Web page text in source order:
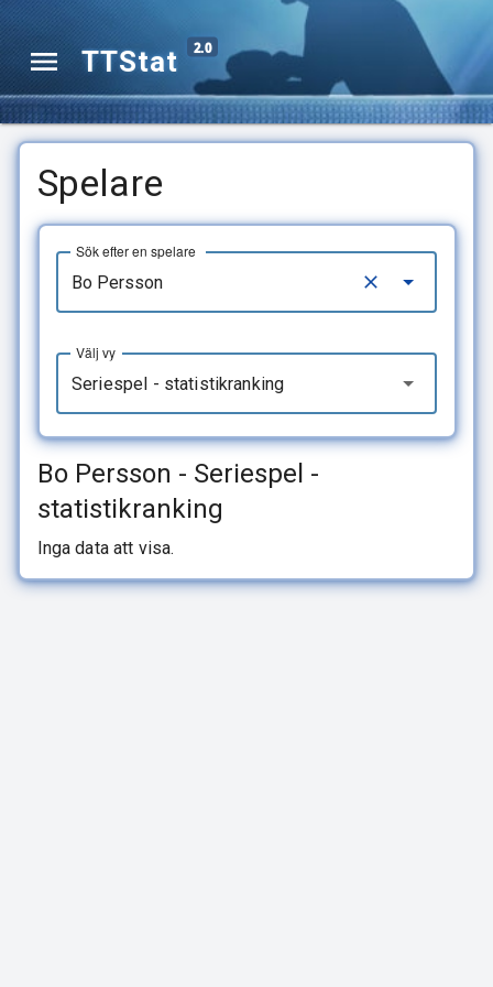
TTStat 2.0
Spelare
Sök efter en spelare
Seriespel - statistikranking
Välj vy
Bo Persson - Seriespel -
statistikranking
Inga data att visa.